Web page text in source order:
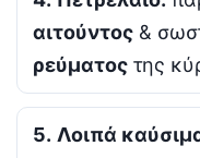
αιτούντος &
ρεύματος της
5. Λοιπά